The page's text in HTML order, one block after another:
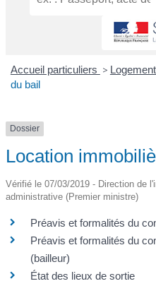
Accueil particuliers > Logement
du bail
Dossier
Location
Vérifié le 07/03/2019 - Direction de
administrative (Premier ministre)
Préavis et formalités du
Préavis et formalités du
(bailleur)
État des lieux de sortie